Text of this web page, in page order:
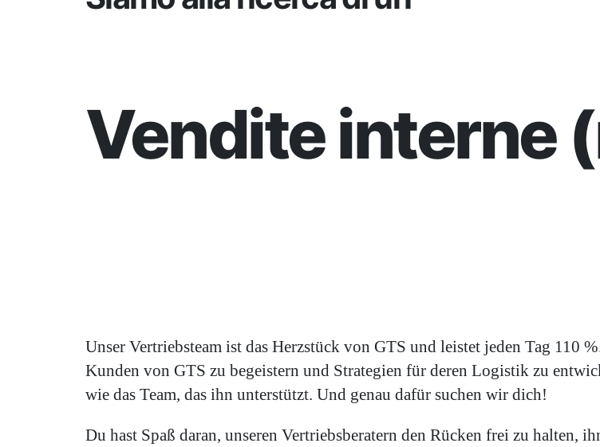
Vendite interne
Unser Vertriebsteam ist das Herzstück von GTS und leistet jeden Tag 110
Kunden von GTS zu begeistern und Strategien für deren Logistik zu
wie das Team, das ihn unterstützt. Und genau dafür suchen wir dich!
Du hast Spaß daran, unseren Vertriebsberatern den Rücken frei zu halten,